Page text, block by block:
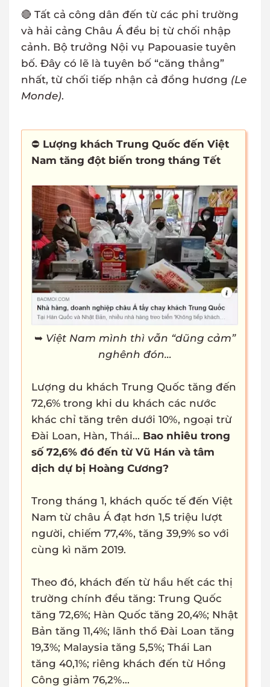
🔴 Tất cả công dân đến từ các phi trường
và hải cảng Châu Á đều bị từ chối nhập
cảnh. Bộ trưởng Nội vụ Papouasie tuyên
bố. Đây có lẽ là tuyên bố “căng thẳng”
nhất, từ chối tiếp nhận cả đồng hương (Le
Monde).
⛔ Lượng khách Trung Quốc đến Việt
Nam tăng đột biến trong tháng Tết
➥ Việt Nam mình thì vẫn “dũng cảm”
nghênh đón…
Lượng du khách Trung Quốc tăng đến
72,6% trong khi du khách các nước
khác chỉ tăng trên dưới 10%, ngoại trừ
Đài Loan, Hàn, Thái... Bao nhiêu trong
số 72,6% đó đến từ Vũ Hán và tâm
dịch dự bị Hoàng Cương?
Trong tháng 1, khách quốc tế đến Việt
Nam từ châu Á đạt hơn 1,5 triệu lượt
người, chiếm 77,4%, tăng 39,9% so với
cùng kì năm 2019.
Theo đó, khách đến từ hầu hết các thị
trường chính đều tăng: Trung Quốc
tăng 72,6%; Hàn Quốc tăng 20,4%; Nhật
Bản tăng 11,4%; lãnh thổ Đài Loan tăng
19,3%; Malaysia tăng 5,5%; Thái Lan
tăng 40,1%; riêng khách đến từ Hồng
Công giảm 76,2%...